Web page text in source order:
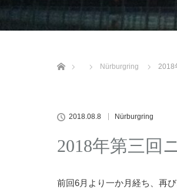
Nürburgring
2018
2018.08.8 Nürburgring
2018年第三回
前回6月より一か月経ち、再